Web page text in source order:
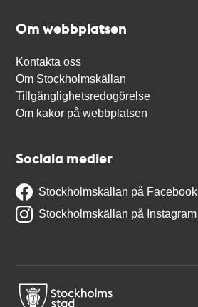
Om webbplatsen
Kontakta oss
Om Stockholmskällan
Tillgänglighetsredogörelse
Om kakor på webbplatsen
Sociala medier
Stockholmskällan på Facebook
Stockholmskällan på Instagram